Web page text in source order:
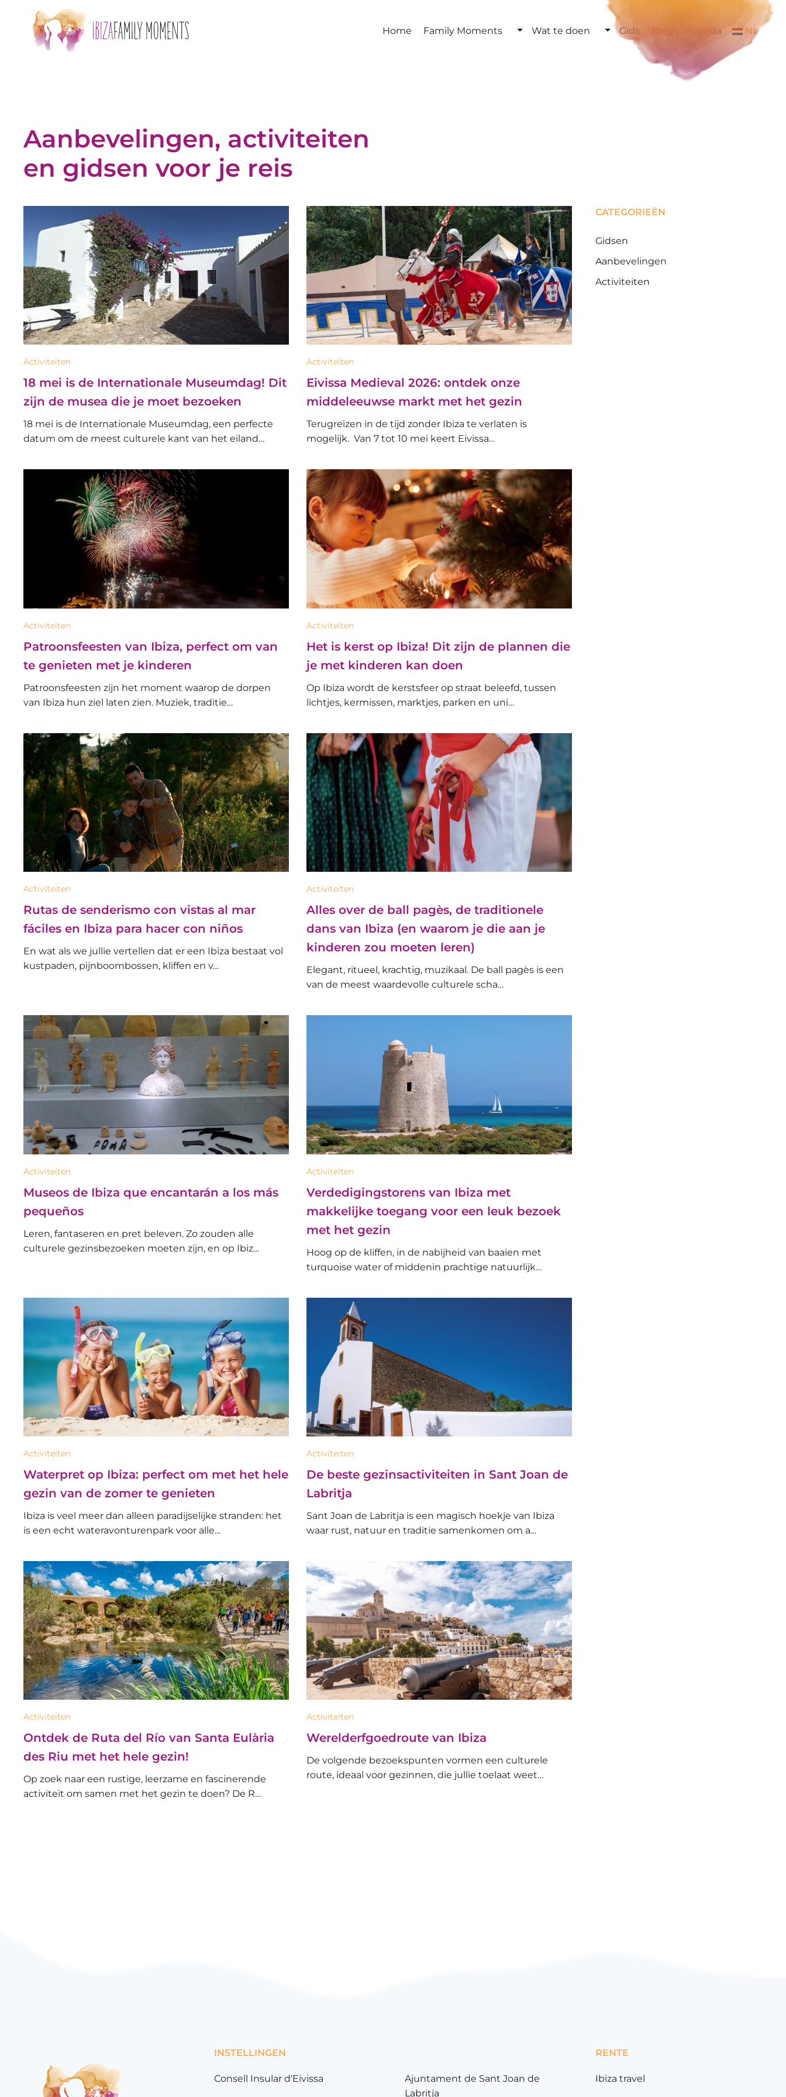
Skip to main content Home Family Moments Wat te doen Gids Blog Agenda NL
Aanbevelingen, activiteiten
en gidsen voor je reis
Activiteiten
18 mei is de Internationale Museumdag! Dit
zijn de musea die je moet bezoeken
18 mei is de Internationale Museumdag, een perfecte
datum om de meest culturele kant van het eiland…
Activiteiten
Eivissa Medieval 2026: ontdek onze
middeleeuwse markt met het gezin
Terugreizen in de tijd zonder Ibiza te verlaten is
mogelijk. Van 7 tot 10 mei keert Eivissa…
Activiteiten
Patroonsfeesten van Ibiza, perfect om van
te genieten met je kinderen
Patroonsfeesten zijn het moment waarop de dorpen
van Ibiza hun ziel laten zien. Muziek, traditie…
Activiteiten
Het is kerst op Ibiza! Dit zijn de plannen die
je met kinderen kan doen
Op Ibiza wordt de kerstsfeer op straat beleefd, tussen
lichtjes, kermissen, marktjes, parken en uni…
Activiteiten
Rutas de senderismo con vistas al mar
fáciles en Ibiza para hacer con niños
En wat als we jullie vertellen dat er een Ibiza bestaat vol
kustpaden, pijnboombossen, kliffen en v…
Activiteiten
Alles over de ball pagès, de traditionele
dans van Ibiza (en waarom je die aan je
kinderen zou moeten leren)
Elegant, ritueel, krachtig, muzikaal. De ball pagès is een
van de meest waardevolle culturele scha…
Activiteiten
Museos de Ibiza que encantarán a los más
pequeños
Leren, fantaseren en pret beleven. Zo zouden alle
culturele gezinsbezoeken moeten zijn, en op Ibiz…
Activiteiten
Verdedigingstorens van Ibiza met
makkelijke toegang voor een leuk bezoek
met het gezin
Hoog op de kliffen, in de nabijheid van baaien met
turquoise water of middenin prachtige natuurlijk…
Activiteiten
Waterpret op Ibiza: perfect om met het hele
gezin van de zomer te genieten
Ibiza is veel meer dan alleen paradijselijke stranden: het
is een echt wateravonturenpark voor alle…
Activiteiten
De beste gezinsactiviteiten in Sant Joan de
Labritja
Sant Joan de Labritja is een magisch hoekje van Ibiza
waar rust, natuur en traditie samenkomen om a…
Activiteiten
Ontdek de Ruta del Río van Santa Eulària
des Riu met het hele gezin!
Op zoek naar een rustige, leerzame en fascinerende
activiteit om samen met het gezin te doen? De R…
Activiteiten
Werelderfgoedroute van Ibiza
De volgende bezoekspunten vormen een culturele
route, ideaal voor gezinnen, die jullie toelaat weet…
CATEGORIEËN
Gidsen
Aanbevelingen
Activiteiten
INSTELLINGEN
Consell Insular d'Eivissa
Ajuntament de Sant Joan de
Labritja
RENTE
Ibiza travel